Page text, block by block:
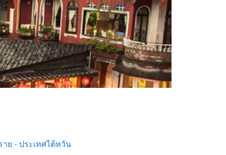
าย - ประเทศไต้หวัน